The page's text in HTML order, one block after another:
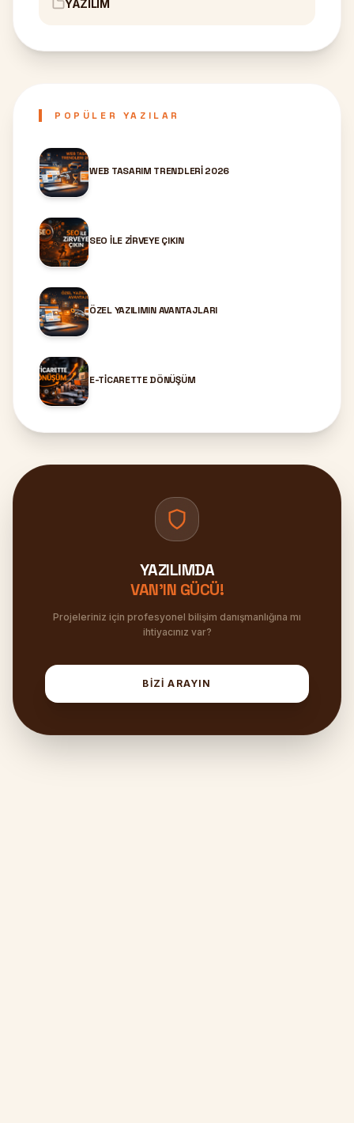
YAZILIM
POPÜLER YAZILAR
WEB TASARIM TRENDLERI 2026
SEO ILE ZIRVEYE ÇIKIN
ÖZEL YAZILIMIN AVANTAJLARI
E-TICARETTE DÖNÜŞÜM
YAZILIMDA
VAN'IN GÜCÜ!
Projeleriniz için profesyonel bilişim danışmanlığına mı
ihtiyacınız var?
BİZİ ARAYIN